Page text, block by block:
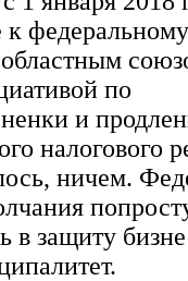
федеральному
по
и
налогового
ничем.
в защиту